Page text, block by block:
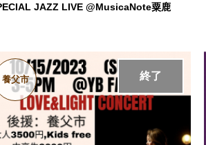
JAZZ LIVE @MusicaNote粟鹿
終了
養父市